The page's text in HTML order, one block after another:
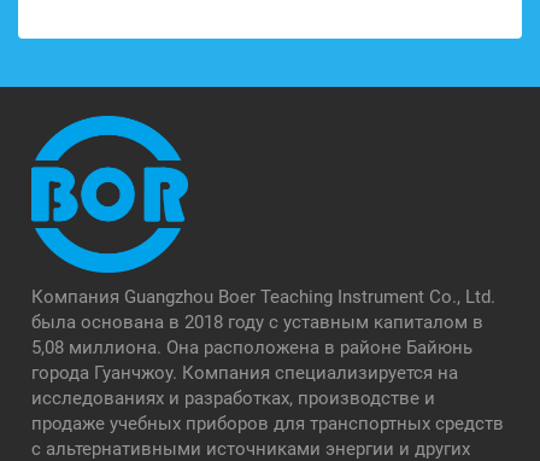
Компания Guangzhou Boer Teaching Instrument Co., Ltd.
была основана в 2018 году с уставным капиталом в
5,08 миллиона. Она расположена в районе Байюнь
города Гуанчжоу. Компания специализируется на
исследованиях и разработках, производстве и
продаже учебных приборов для транспортных средств
с альтернативными источниками энергии и других